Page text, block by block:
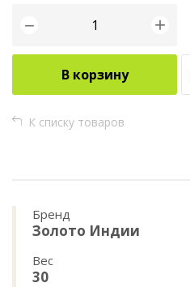
− +
В корзину
К списку товаров
Бренд
Золото Индии
Вес
30